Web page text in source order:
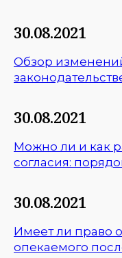
30.08.2021
Обзор
30.08.2021
Можно ли и как
согласия:
30.08.2021
Имеет ли право
опекаемого